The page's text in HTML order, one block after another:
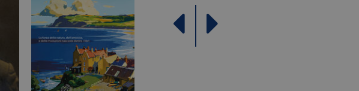
di prodotti pubblicitari come offerte in tempo reale